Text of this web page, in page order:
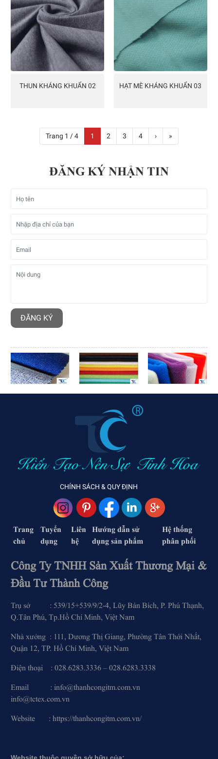
THUN KHÁNG KHUẨN 02 HẠT MÈ KHÁNG KHUẨN 03
Trang 1 / 4 1 2 3 4 › »
ĐĂNG KÝ NHẬN TIN
CHÍNH SÁCH & QUY ĐỊNH
Trang
chủ
Tuyển
dụng
Liên
hệ
Hướng dẫn sử
dụng sản phẩm
Hệ thống
phân phối
Công Ty TNHH Sản Xuất Thương Mại &
Đầu Tư Thành Công
Trụ sở : 539/15+539/9/2-4, Lũy Bán Bích, P. Phú Thạnh,
Q.Tân Phú, Tp.Hồ Chí Minh, Việt Nam
Nhà xưởng : 111, Dương Thị Giang, Phường Tân Thới Nhất,
Quận 12, TP. Hồ Chí Minh, Việt Nam
Điện thoại : 028.6283.3336 – 028.6283.3338
Email : info@thanhcongitm.com.vn
info@tctex.com.vn
Website : https://thanhcongitm.com.vn/